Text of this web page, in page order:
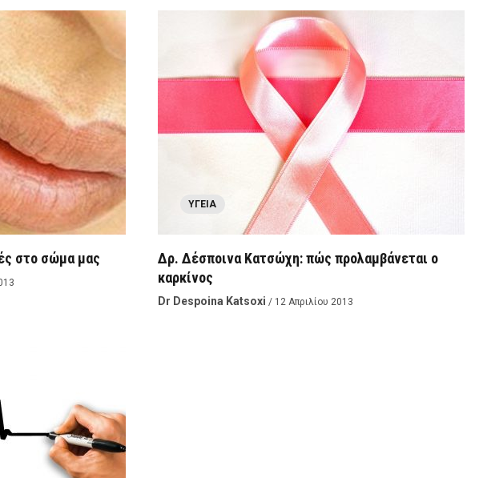
στο σώμα μας
ΥΓΕΊΑ
Δρ. Δέσποινα Κατσώχη: πώς προλαμβάνεται ο
καρκίνος
Dr Despoina Katsoxi / 12 Απριλίου 2013